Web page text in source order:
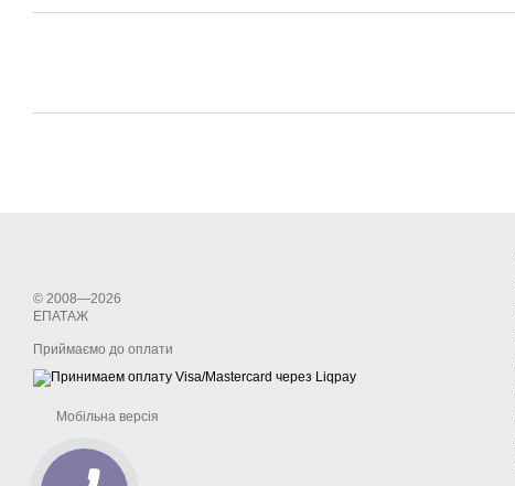
© 2008—2026
ЕПАТАЖ
Приймаємо до оплати
Мобільна версія